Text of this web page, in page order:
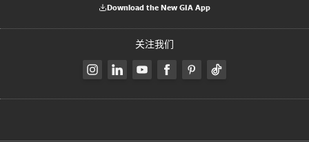
Download the New GIA App
关注我们